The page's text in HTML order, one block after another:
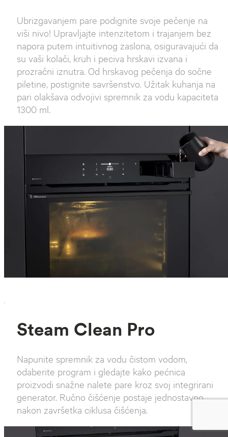
Ubrizgavanjem pare podignite svoje pečenje na
viši nivo! Upravljajte intenzitetom i trajanjem bez
napora putem intuitivnog zaslona, osiguravajući da
su vaši kolači, kruh i peciva hrskavi izvana i
prozračni iznutra. Od hrskavog pečenja do sočne
piletine, postignite savršenstvo. Užitak kuhanja na
pari olakšava odvojivi spremnik za vodu kapaciteta
1300 ml.
`
Steam Clean Pro
Napunite spremnik za vodu čistom vodom,
odaberite program i gledajte kako pećnica
proizvodi snažne nalete pare kroz svoj integrirani
generator. Ručno čišćenje postaje jednostavno
nakon završetka ciklusa čišćenja.